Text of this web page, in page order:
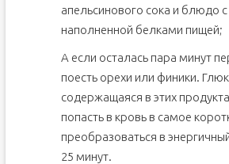
апельсинового сока и блюдо с
наполненной белками пищей;
А если осталась пара минут
поесть орехи или финики.
содержащаяся в этих
попасть в кровь в самое
преобразоваться в
25 минут.